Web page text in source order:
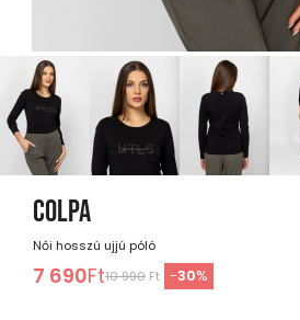
COLPA
Női hosszú ujjú póló
7 690Ft10 990 Ft -30%